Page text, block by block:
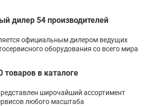
дилер 54 производителей
официальным дилером ведущих
оборудования со всего мира
товаров в каталоге
широчайший ассортимент
любого масштаба